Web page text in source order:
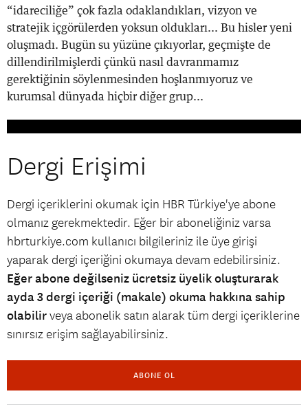
“idareciliğe” çok fazla odaklandıkları, vizyon ve
stratejik içgörülerden yoksun oldukları... Bu hisler yeni
oluşmadı. Bugün su yüzüne çıkıyorlar, geçmişte de
dillendirilmişlerdi çünkü nasıl davranmamız
gerektiğinin söylenmesinden hoşlanmıyoruz ve
kurumsal dünyada hiçbir diğer grup...
Dergi Erişimi
Dergi içeriklerini okumak için HBR Türkiye'ye abone
olmanız gerekmektedir. Eğer bir aboneliğiniz varsa
hbrturkiye.com kullanıcı bilgileriniz ile üye girişi
yaparak dergi içeriğini okumaya devam edebilirsiniz.
Eğer abone değilseniz ücretsiz üyelik oluşturarak
ayda 3 dergi içeriği (makale) okuma hakkına sahip
olabilirveya abonelik satın alarak tüm dergi içeriklerine
sınırsız erişim sağlayabilirsiniz.
ABONE OL